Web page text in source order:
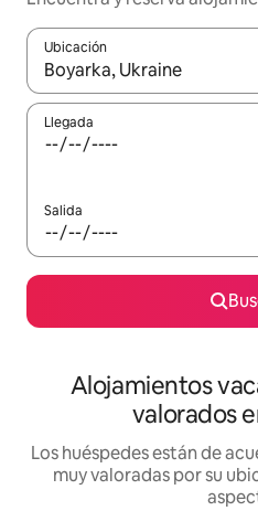
Ubicación
Cuando los resultados estén
Llegada
Salida
Alojamientos
valorados
Los huéspedes están de
muy valoradas por su